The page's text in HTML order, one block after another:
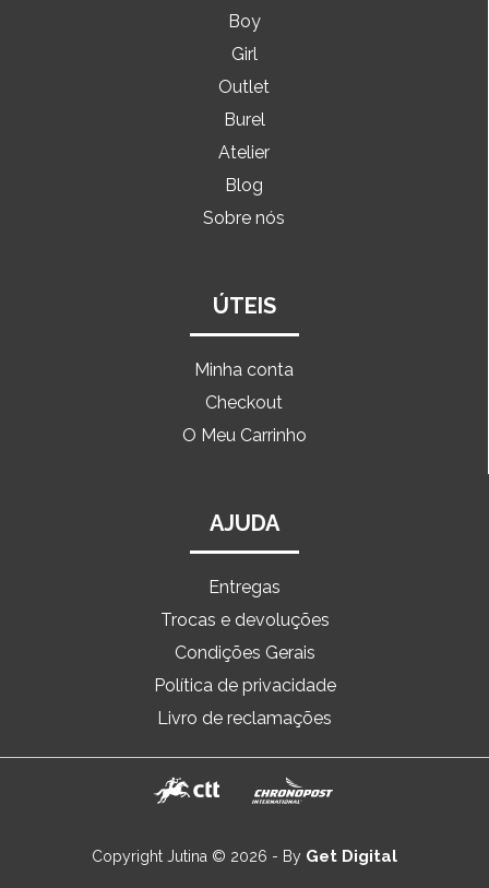
Boy
Girl
Outlet
Burel
Atelier
Blog
Sobre nós
ÚTEIS
Minha conta
Checkout
O Meu Carrinho
AJUDA
Entregas
Trocas e devoluções
Condições Gerais
Política de privacidade
Livro de reclamações
Copyright Jutina © 2026 - By Get Digital